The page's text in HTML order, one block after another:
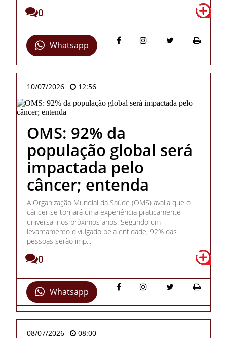
0
Whatsapp
10/07/2026 12:56
OMS: 92% da
população global será
impactada pelo
câncer; entenda
A Organização Mundial da Saúde (OMS) avalia que o
câncer se tornará uma experiência praticamente
universal nos próximos anos. Segundo um
levantamento divulgado pela entidade, 92% das
pessoas serão imp...
0
Whatsapp
08/07/2026 08:00